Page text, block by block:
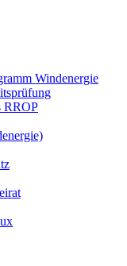
Windenergie
RROP